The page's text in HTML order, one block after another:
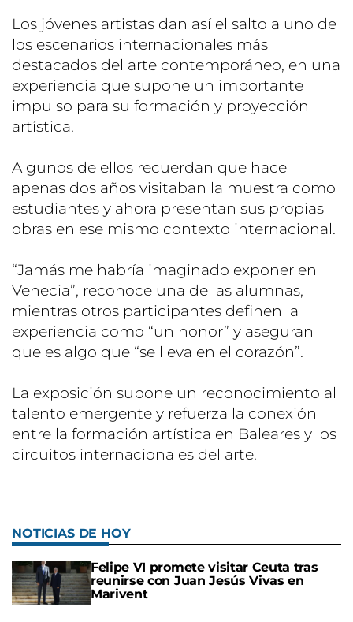
Los jóvenes artistas dan así el salto a uno de
los escenarios internacionales más
destacados del arte contemporáneo, en una
experiencia que supone un importante
impulso para su formación y proyección
artística.
Algunos de ellos recuerdan que hace
apenas dos años visitaban la muestra como
estudiantes y ahora presentan sus propias
obras en ese mismo contexto internacional.
“Jamás me habría imaginado exponer en
Venecia”, reconoce una de las alumnas,
mientras otros participantes definen la
experiencia como “un honor” y aseguran
que es algo que “se lleva en el corazón”.
La exposición supone un reconocimiento al
talento emergente y refuerza la conexión
entre la formación artística en Baleares y los
circuitos internacionales del arte.
NOTICIAS DE HOY
Felipe VI promete visitar Ceuta tras
reunirse con Juan Jesús Vivas en
Marivent